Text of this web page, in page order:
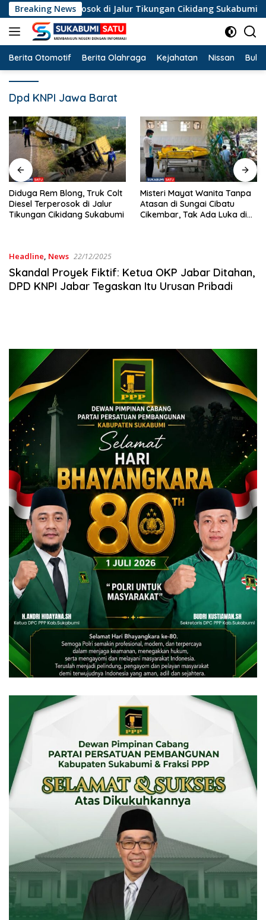
Langsung
ke
konten
Breaking News
Terperosok di Jalur Tikungan Cikidang Sukabumi
Berita Otomotif Berita Olahraga Kejahatan Nissan
Dpd KNPI Jawa Barat
Misteri Mayat Wanita Tanpa
Atasan di Sungai Cibatu
Cikembar, Tak Ada Luka di
Kemarau Panjang Landa
Cicurug, 10 Ribu Liter Air
Bersih Disalurkan ke
Headline, News 22/12/2025
Skandal Proyek Fiktif: Ketua OKP Jabar Ditahan,
DPD KNPI Jabar Tegaskan Itu Urusan Pribadi